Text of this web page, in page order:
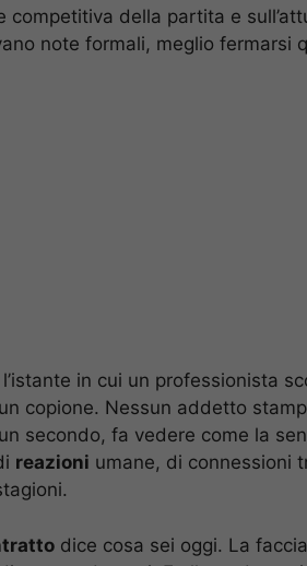
competitiva della partita e
note formali, meglio fermarsi
in cui un professionista
copione. Nessun addetto
secondo, fa vedere come la
reazioni umane, di connessioni
dice cosa sei oggi. La